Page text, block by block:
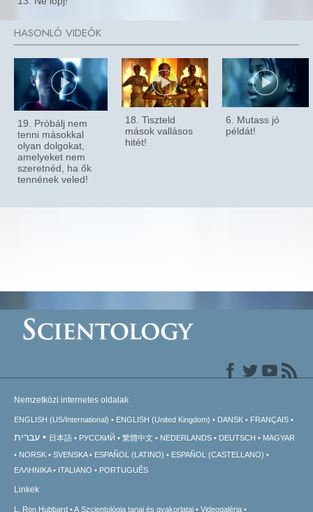
19. Próbálj nem
tenni másokkal
olyan dolgokat,
amelyeket nem
szeretnéd, ha ők
tennének veled!
18. Tiszteld
mások vallásos
hitét!
6. Mutass jó
példát!
Nemzetközi internetes oldalak
ENGLISH (US/International) ENGLISH (United Kingdom) DANSK FRANÇAIS
עברית 日本語 РУССКИЙ 繁體中文 NEDERLANDS DEUTSCH
MAGYAR
NORSK
SVENSKA ESPAÑOL (LATINO)
ESPAÑOL (CASTELLANO)
ΕΛΛΗΝΙΚA
ITALIANO PORTUGUÊS
Linkek
L. Ron Hubbard A Szcientológia tanai és gyakorlatai Videogaléria